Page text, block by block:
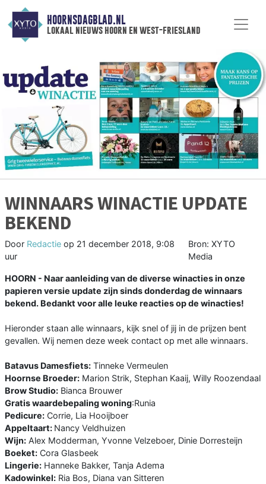
HOORNSDAGBLAD.NL
lokaal nieuws hoorn en west-friesland
WINNAARS WINACTIE UPDATE
BEKEND
Door Redactie op 21 december 2018, 9:08
uur
Bron: XYTO
Media
HOORN - Naar aanleiding van de diverse winacties in onze
papieren versie update zijn sinds donderdag de winnaars
bekend. Bedankt voor alle leuke reacties op de winacties!
Hieronder staan alle winnaars, kijk snel of jij in de prijzen bent
gevallen. Wij nemen deze week contact op met alle winnaars.
Batavus Damesfiets: Tinneke Vermeulen
Hoornse Broeder: Marion Strik, Stephan Kaaij, Willy Roozendaal
Brow Studio: Bianca Brouwer
Gratis waardebepaling woning:Runia
Pedicure: Corrie, Lia Hooijboer
Appeltaart: Nancy Veldhuizen
Wijn: Alex Modderman, Yvonne Velzeboer, Dinie Dorresteijn
Boeket: Cora Glasbeek
Lingerie: Hanneke Bakker, Tanja Adema
Kadowinkel: Ria Bos, Diana van Sitteren